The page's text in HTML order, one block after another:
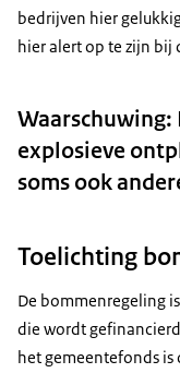
bedrijven hier
hier alert op te zijn bij
explosieve
soms ook
Toelichting
De bommenregeling
die wordt
het gemeentefonds